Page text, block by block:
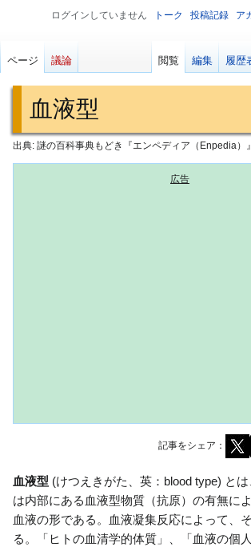
血液型
出典: 謎の百科事典もどき『エンペディア（Enpedia）』
記事をシェア：
ナ
ビ
ゲ
ー
検
索
に
移
血液型 (けつえきがた、英：blood type) と
は内部にある血液型物質（抗原）の有無に
血液の形である。血液凝集反応によって、
る。「ヒトの血清学的体質」、「血液の個
ログインしていません トーク 投稿記録 ア
ページ 議論 閲覧 編集 履歴